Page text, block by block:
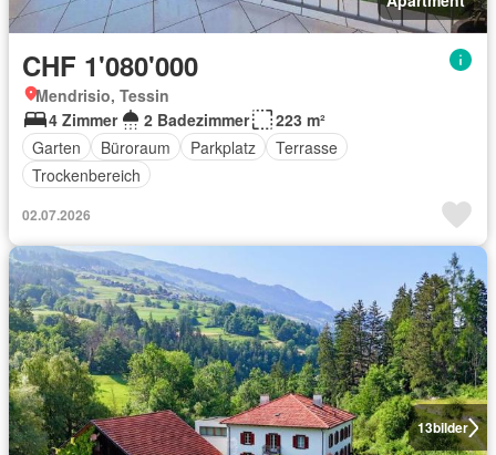
CHF 1'080'000
Mendrisio, Tessin
4 Zimmer
2 Badezimmer
223 m²
Garten
Büroraum Parkplatz
Terrasse
Trockenbereich
02.07.2026
13bilder